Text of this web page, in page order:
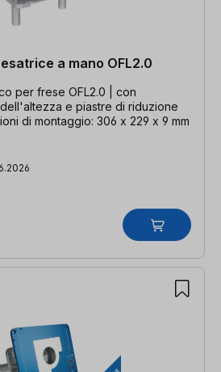
a mano OFL2.0
per frese OFL2.0 | con
e piastre di riduzione
di montaggio: 306 x 229 x 9 mm